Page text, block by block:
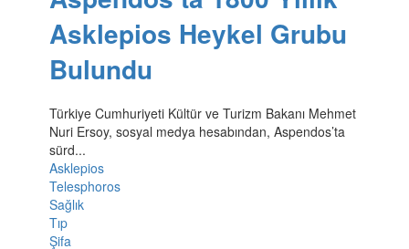
Asklepios Heykel Grubu
Bulundu
Türkiye Cumhuriyeti Kültür ve Turizm Bakanı Mehmet
Nuri Ersoy, sosyal medya hesabından, Aspendos’ta
sürd...
Asklepios
Telesphoros
Sağlık
Tıp
Şifa